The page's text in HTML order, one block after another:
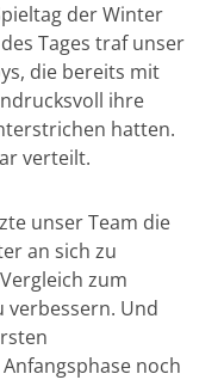
der Winter
Tages traf unser
die bereits mit
ihre
hatten.
verteilt.
unser Team die
an sich zu
zum
verbessern. Und
noch